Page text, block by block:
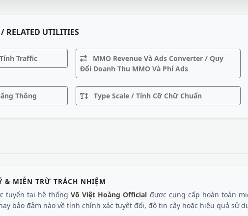
RELATED UTILITIES
Traffic
MMO Revenue Và Ads Converter / Quy
Đổi Doanh Thu MMO Và Phí Ads
Thông Type Scale / Tính Cỡ Chữ Chuẩn
& MIỄN TRỪ TRÁCH NHIỆM
tuyến tại hệ thốngVõ Việt Hoàng Official được cung cấp hoàn toàn
bảo đảm nào về tính chính xác tuyệt đối, độ tin cậy hoặc hiệu quả sử